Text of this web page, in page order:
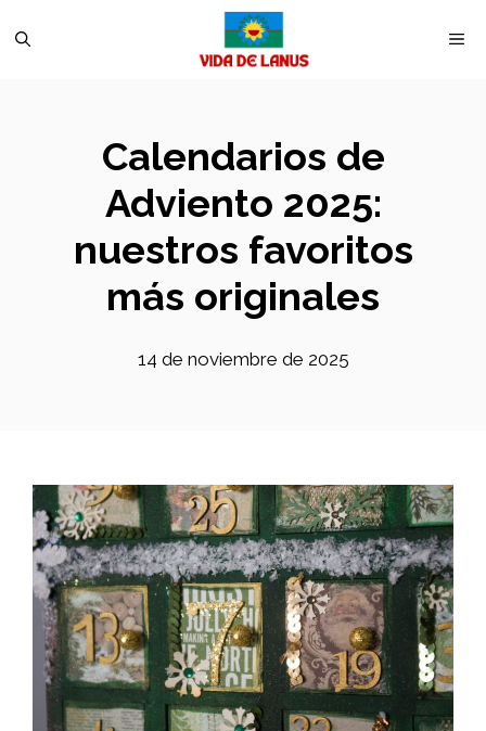
Calendarios de
Adviento 2025:
nuestros favoritos
más originales
14 de noviembre de 2025